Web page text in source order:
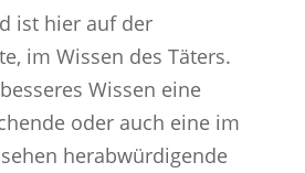
ist hier auf der
im Wissen des Täters.
Wissen eine
oder auch eine im
herabwürdigende